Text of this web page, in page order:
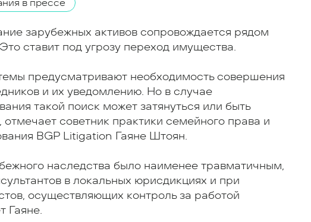
в прессе
зарубежных активов сопровождается рядом
ставит под угрозу переход имущества.
предусматривают необходимость совершения
и их уведомлению. Но в случае
такой поиск может затянуться или быть
советник практики семейного права и
BGP Litigation Гаяне Штоян.
наследства было наименее травматичным,
в локальных юрисдикциях и при
осуществляющих контроль за работой
Гаяне.